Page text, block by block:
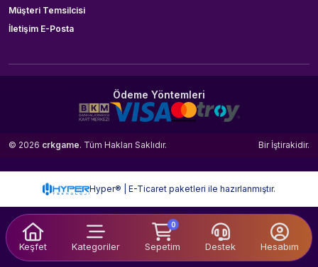
Keşfet Kategoriler
0
Sepetim Destek Hesabım
Müşteri Temsilcisi
İletişim E-Posta
Ödeme Yöntemleri
© 2026 crkgame. Tüm Hakları Saklıdır. Bir İştirakidir.
Hyper® | E-Ticaret paketleri ile hazırlanmıştır.